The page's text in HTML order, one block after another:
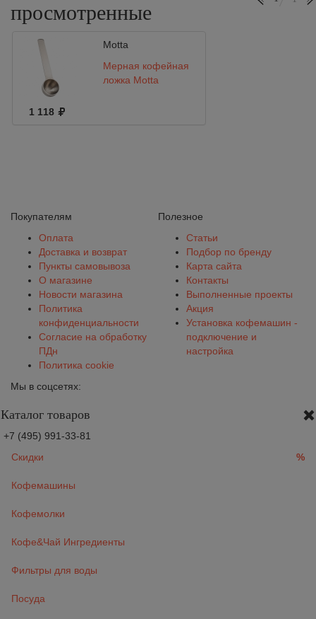
просмотренные
Motta
Мерная кофейная
ложка Motta
1 118
Покупателям
Оплата
Доставка и возврат
Пункты самовывоза
О магазине
Новости магазина
Политика
конфиденциальности
Согласие на обработку
ПДн
Политика cookie
Полезное
Статьи
Подбор по бренду
Карта сайта
Контакты
Выполненные проекты
Акция
Установка кофемашин -
подключение и
настройка
Мы в соцсетях:
Каталог товаров
+7 (495) 991-33-81
Скидки
%
Кофемашины
Кофемолки
Кофе&Чай Ингредиенты
Фильтры для воды
Посуда